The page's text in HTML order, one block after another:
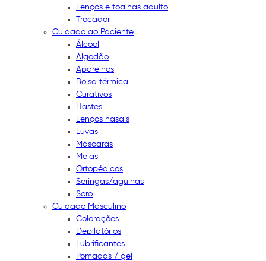
Lenços e toalhas adulto
Trocador
Cuidado ao Paciente
Álcool
Algodão
Aparelhos
Bolsa térmica
Curativos
Hastes
Lenços nasais
Luvas
Máscaras
Meias
Ortopédicos
Seringas/agulhas
Soro
Cuidado Masculino
Colorações
Depilatórios
Lubrificantes
Pomadas / gel